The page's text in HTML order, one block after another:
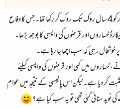
اسحاق ڈار نے آرٹیفیشل طریقہ سے ڈالر کی قدر کو 4 سال روک تک روک کر رکھا تھا۔ جس کا دفاع
خساروں اور قرضوں کی واپسی کا بوجھ بڑھا۔
خوشحال رہی کہ سب اچھا جا رہا ہے۔
میں کمی اور قرضوں کی واپسی کیلئے
کر دیا ہے۔ لیکن اس پالیسی کے نتیجہ میں عوام
سنائی گئی تھی تو یہ سب کیا ہے؟